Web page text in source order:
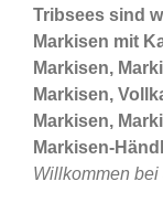
Tribsees sind
Markisen mit
Markisen,
Markisen,
Markisen,
Markisen-
Willkommen bei